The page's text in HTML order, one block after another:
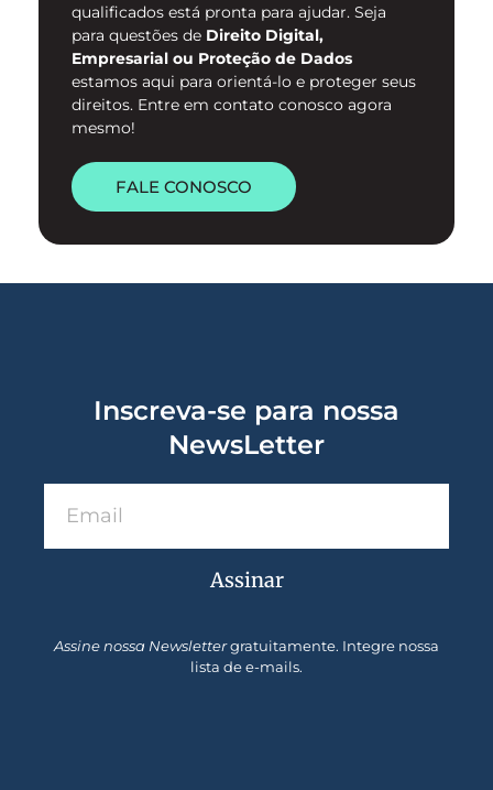
qualificados está pronta para ajudar. Seja
para questões de Direito Digital,
Empresarial ou Proteção de Dados
estamos aqui para orientá-lo e proteger seus
direitos. Entre em contato conosco agora
mesmo!
FALE CONOSCO
Inscreva-se para nossa
NewsLetter
Assinar
Assine nossa Newslettergratuitamente. Integre nossa
lista de e-mails.